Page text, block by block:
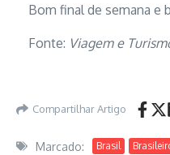
Bom final de semana e
Fonte: Viagem e
Compartilhar Artigo
Marcado: Brasil